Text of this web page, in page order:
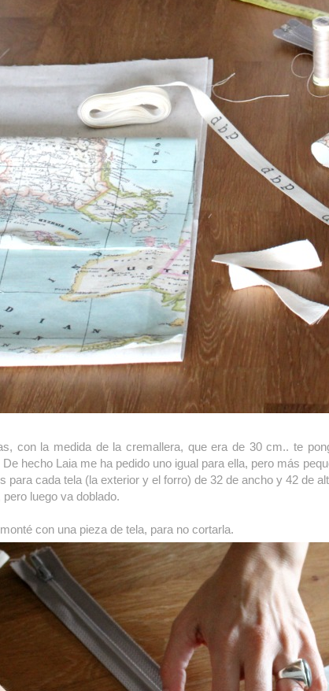
con la medida de la cremallera, que era de 30 cm.. te
hecho Laia me ha pedido uno igual para ella, pero más
para cada tela (la exterior y el forro) de 32 de ancho y 42 de
luego va doblado.
con una pieza de tela, para no cortarla.